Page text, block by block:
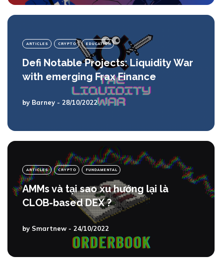
ARTICLES CRYPTO EDUCATION
Defi Notable Projects: Liquidity War
with emerging Frax Finance
by Barney - 28/10/2022
ARTICLES CRYPTO FUNDAMENTAL
AMMs và tại sao xu hướng lại là
CLOB-based DEX ?
by Smartnew - 24/10/2022